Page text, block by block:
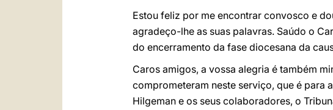
Estou feliz por me encontrar convosco e
agradeço-lhe as suas palavras. Saúdo o
do encerramento da fase diocesana da
Caros amigos, a vossa alegria é também
comprometeram neste serviço, que é para
Hilgeman e os seus colaboradores, o